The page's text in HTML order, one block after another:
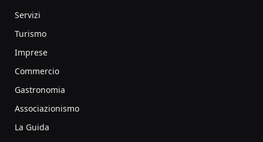
Servizi
Turismo
Imprese
Commercio
Gastronomia
Associazionismo
La Guida